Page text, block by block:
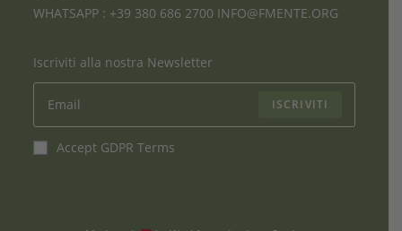
WHATSAPP : +39 380 686 2700 INFO@FMENTE.ORG
Iscriviti alla nostra Newsletter
ISCRIVITI
Accept GDPR Terms